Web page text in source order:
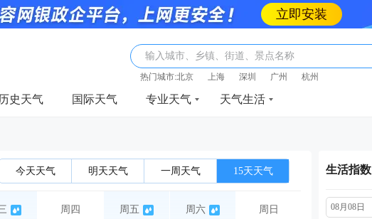
立即安装
输入城市、乡镇、街道、景点名称
热门城市:北京 上海 深圳 广州 杭州
历史天气 国际天气 专业天气 天气生活
今天天气 明天天气 一周天气 15天天气
周四 周五 周六 周日 周一
生活指数
08月08日